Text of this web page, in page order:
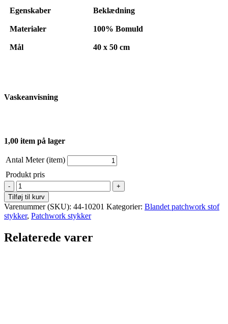
Egenskaber Beklædning
Materialer 100% Bomuld
Mål 40 x 50 cm
Vaskeanvisning
1,00 item på lager
Antal Meter (item)
Produkt pris
Patchwork
-
Mormors
blomster
antal
Tilføj til kurv
Varenummer (SKU): 44-10201 Kategorier: Blandet patchwork stof
stykker, Patchwork stykker
Relaterede varer